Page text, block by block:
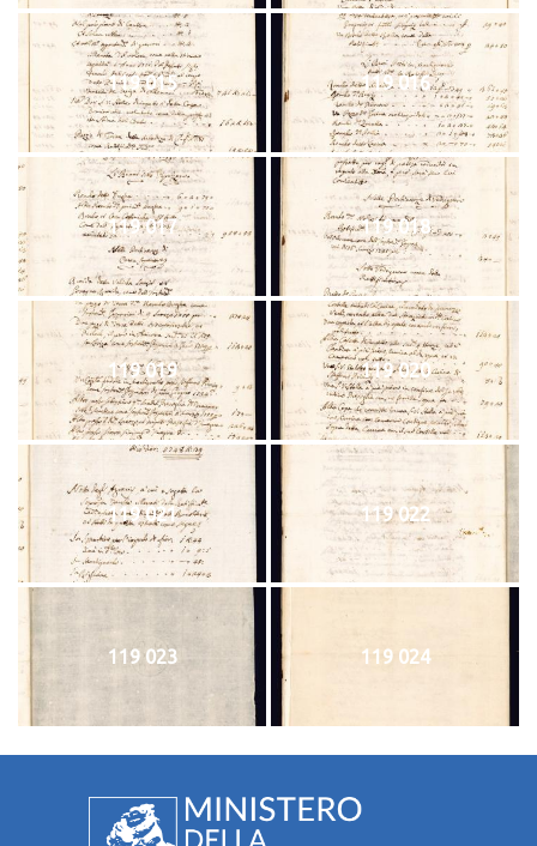
119 015 119 016
119 017 119 018
119 019 119 020
119 021 119 022
119 023 119 024